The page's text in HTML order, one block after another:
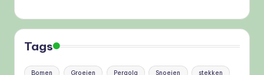
Tags
Bomen Groeien Pergola Snoeien stekken